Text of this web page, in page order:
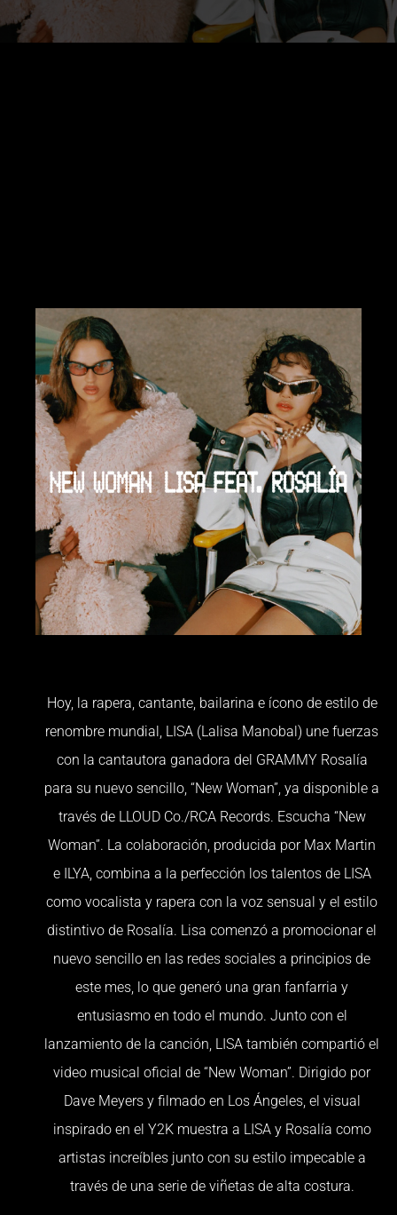
Hoy, la rapera, cantante, bailarina e ícono de estilo de
renombre mundial, LISA (Lalisa Manobal) une fuerzas
con la cantautora ganadora del GRAMMY Rosalía
para su nuevo sencillo, “New Woman”, ya disponible a
través de LLOUD Co./RCA Records. Escucha “New
Woman”. La colaboración, producida por Max Martin
e ILYA, combina a la perfección los talentos de LISA
como vocalista y rapera con la voz sensual y el estilo
distintivo de Rosalía. Lisa comenzó a promocionar el
nuevo sencillo en las redes sociales a principios de
este mes, lo que generó una gran fanfarria y
entusiasmo en todo el mundo. Junto con el
lanzamiento de la canción, LISA también compartió el
video musical oficial de “New Woman”. Dirigido por
Dave Meyers y filmado en Los Ángeles, el visual
inspirado en el Y2K muestra a LISA y Rosalía como
artistas increíbles junto con su estilo impecable a
través de una serie de viñetas de alta costura.